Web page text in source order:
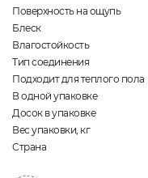
Поверхность на ощупь
Блеск
Влагостойкость
Тип соединения
Подходит для теплого пола
В одной упаковке
Досок в упаковке
Вес упаковки, кг
Страна